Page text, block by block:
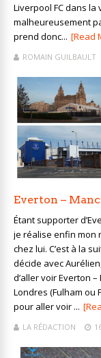
Liverpool FC dans
malheureusement
prend donc... [Read
ROMAIN GUILBAULT
Everton –
Étant supporter
je réalise enfin mon
chez lui. C’est à la
décide avec
d’aller voir Everton
Londres (Fulham ou
pour aller voir ...
LA RÉDACTION